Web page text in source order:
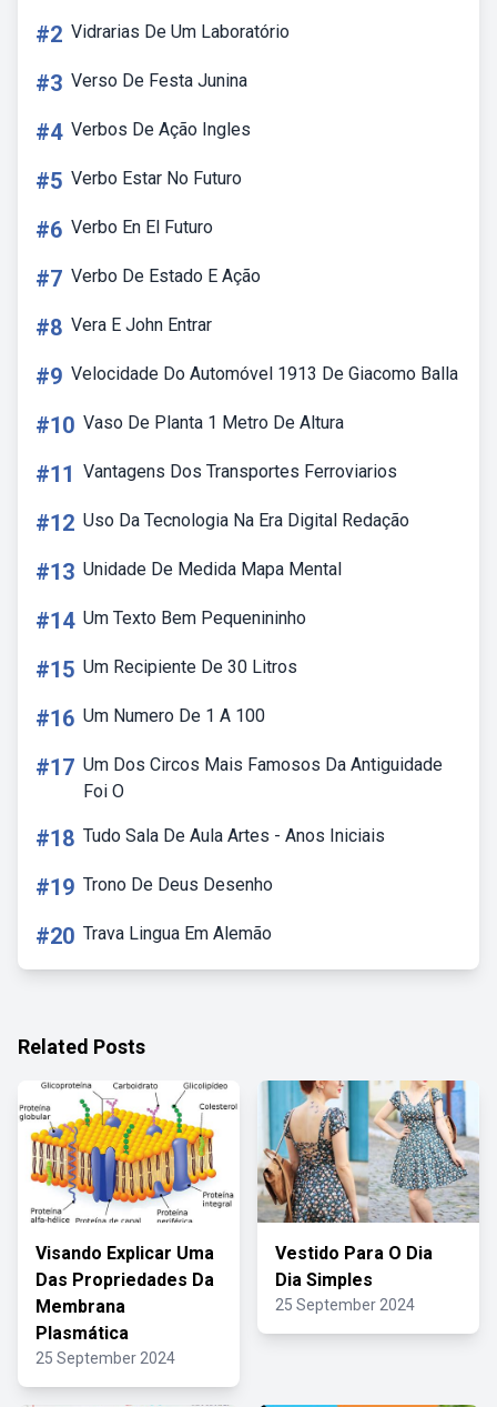
#2 Vidrarias De Um Laboratório
#3 Verso De Festa Junina
#4 Verbos De Ação Ingles
#5 Verbo Estar No Futuro
#6 Verbo En El Futuro
#7 Verbo De Estado E Ação
#8 Vera E John Entrar
#9 Velocidade Do Automóvel 1913 De Giacomo Balla
#10 Vaso De Planta 1 Metro De Altura
#11 Vantagens Dos Transportes Ferroviarios
#12 Uso Da Tecnologia Na Era Digital Redação
#13 Unidade De Medida Mapa Mental
#14 Um Texto Bem Pequenininho
#15 Um Recipiente De 30 Litros
#16 Um Numero De 1 A 100
#17 Um Dos Circos Mais Famosos Da Antiguidade
Foi O
#18 Tudo Sala De Aula Artes - Anos Iniciais
#19 Trono De Deus Desenho
#20 Trava Lingua Em Alemão
Related Posts
Visando Explicar Uma
Das Propriedades Da
Membrana
Plasmática
25 September 2024
Vestido Para O Dia
Dia Simples
25 September 2024